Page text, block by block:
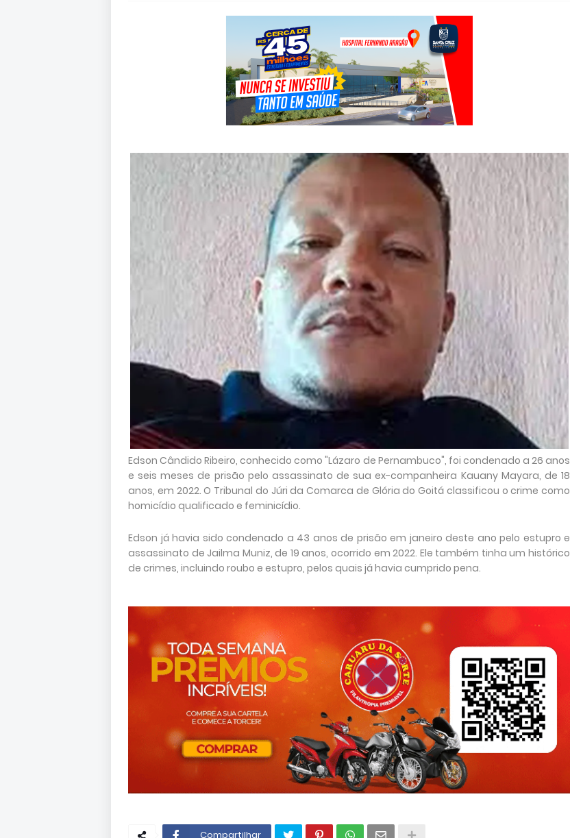
Edson Cândido Ribeiro, conhecido como "Lázaro de Pernambuco", foi condenado a 26 anos
e seis meses de prisão pelo assassinato de sua ex-companheira Kauany Mayara, de 18
anos, em 2022. O Tribunal do Júri da Comarca de Glória do Goitá classificou o crime como
homicídio qualificado e feminicídio.
Edson já havia sido condenado a 43 anos de prisão em janeiro deste ano pelo estupro e
assassinato de Jailma Muniz, de 19 anos, ocorrido em 2022. Ele também tinha um histórico
de crimes, incluindo roubo e estupro, pelos quais já havia cumprido pena.
Compartilhar